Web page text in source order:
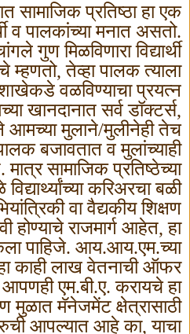
सामाजिक प्रतिष्ठा हा एक
व पालकांच्या मनात असतो.
गुण मिळविणारा विद्यार्थी
म्हणतो,तेव्हा पालक त्याला
वळविण्याचा प्रयत्न
खानदानात सर्व डॉक्टर्स,
आमच्या मुलाने/मुलीनेही तेच
बजावतात व मुलांच्याही
सामाजिक प्रतिष्ठेच्या
करिअरचा बळी
वा वैद्यकीय शिक्षण
होण्याचे राजमार्ग आहेत,हा
पाहिजे. आय.आय.एम.च्या
काही लाख वेतनाची ऑफर
एम.बी.ए. करायचे हा
मुळात मॅनेजमेंट क्षेत्रासाठी
आपल्यात आहे का,याचा